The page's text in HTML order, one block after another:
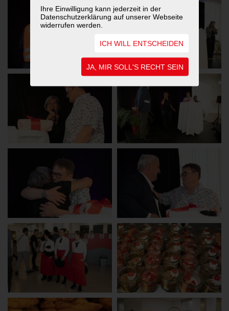
Ihre Einwilligung kann jederzeit in der
Datenschutzerklärung auf unserer Webseite
widerrufen werden.
ICH WILL ENTSCHEIDEN
JA, MIR SOLL'S RECHT SEIN